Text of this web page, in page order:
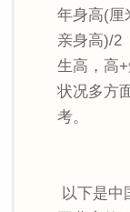
年身高(厘
亲身高)/2
生高，高
状况多方
考。
以下是中